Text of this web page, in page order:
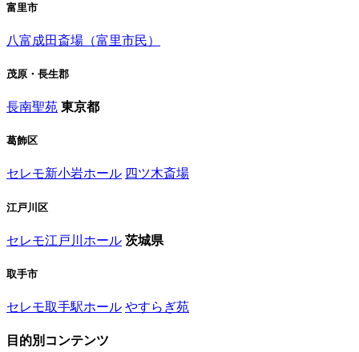
富里市
八富成田斎場（富里市民）
茂原・長生郡
長南聖苑 東京都
葛飾区
セレモ新小岩ホール 四ツ木斎場
江戸川区
セレモ江戸川ホール 茨城県
取手市
セレモ取手駅ホール やすらぎ苑
目的別コンテンツ